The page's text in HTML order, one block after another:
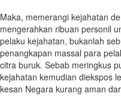
Maka, memerangi kejahatan
mengerahkan ribuan personil
pelaku kejahatan, bukanlah
penangkapan massal para
citra buruk. Sebab meringkus
kejahatan kemudian diekspos
kesan Negara kurang aman